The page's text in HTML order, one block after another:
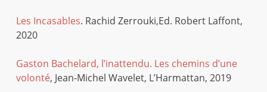
Les Incasables. Rachid Zerrouki,Ed. Robert Laffont,
2020
Gaston Bachelard, l’inattendu. Les chemins d’une
volonté, Jean-Michel Wavelet, L’Harmattan, 2019